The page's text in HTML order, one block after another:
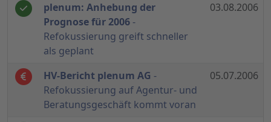
plenum: Anhebung der
Prognose für 2006-
Refokussierung greift schneller
als geplant
03.08.2006
HV-Bericht plenum AG -
Refokussierung auf Agentur- und
Beratungsgeschäft kommt voran
05.07.2006